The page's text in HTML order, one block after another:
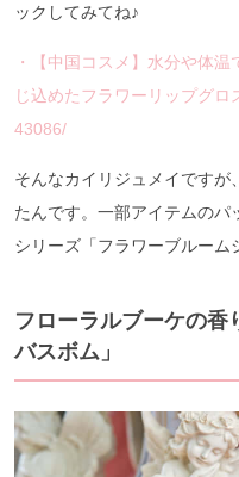
ックしてみてね♪
・【中国コスメ】水分や体
じ込めたフラワーリップグ
43086/
そんなカイリジュメイですが
たんです。一部アイテムの
シリーズ「フラワーブルーム
フローラルブーケの香
バスボム」